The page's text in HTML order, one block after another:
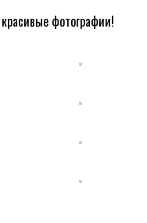
фотографии!